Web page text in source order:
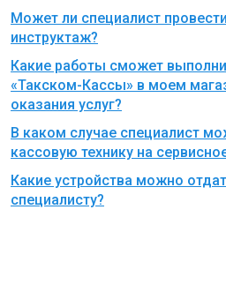
Может ли специалист
инструктаж?
Какие работы сможет
«Такском-Кассы» в моем
оказания услуг?
В каком случае специалист
кассовую технику на
Какие устройства можно
специалисту?